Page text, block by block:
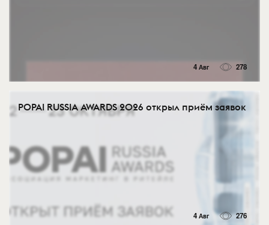
4 Авг 278
POPAI RUSSIA AWARDS 2026 открыл приём заявок
4 Авг 276